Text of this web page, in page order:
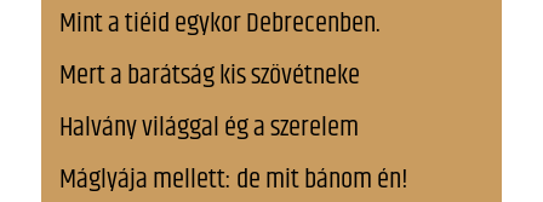
Mint a tiéid egykor Debrecenben.
Mert a barátság kis szövétneke
Halvány világgal ég a szerelem
Máglyája mellett: de mit bánom én!